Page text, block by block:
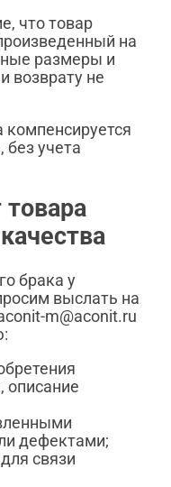
что товар
на
размеры и
возврату не
компенсируется
без учета
брака у
выслать на
m@aconit.ru
описание
дефектами;
связи